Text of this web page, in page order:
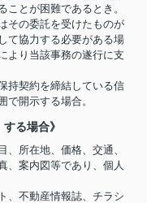
ことが困難であるとき。
その委託を受けたものが
て協力する必要がある場
より当該事務の遂行に支
持契約を締結している信
で開示する場合。
る場合》
所在地、価格、交通、
、案内図等であり、個人
、不動産情報誌、チラシ